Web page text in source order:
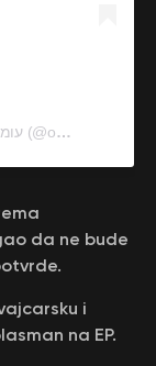
A post shared by Omri Glazer – עומרי גלזר (@omriglazer)
da ne bude
i
na EP.